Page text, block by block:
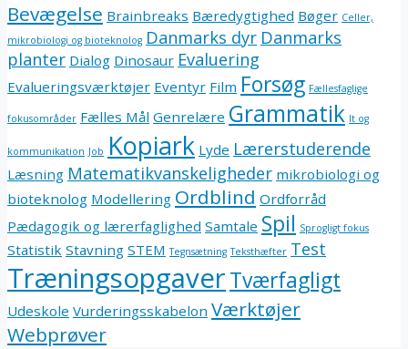
Bevægelse Brainbreaks Bæredygtighed Bøger Celler,
mikrobiologi og bioteknolog Danmarks dyr Danmarks
planter Dialog Dinosaur Evaluering
Evalueringsværktøjer Eventyr Film Forsøg Fællesfaglige
fokusområder Fælles Mål Genrelære Grammatik It og
kommunikation Job Kopiark Lyde Lærerstuderende
Læsning Matematikvanskeligheder mikrobiologi og
bioteknolog Modellering Ordblind Ordforråd
Pædagogik og lærerfaglighed Samtale Spil Sprogligt fokus
Statistik Stavning STEM Tegnsætning Teksthæfter Test
TræningsopgaverTværfagligt
Udeskole Vurderingsskabelon Værktøjer
Webprøver